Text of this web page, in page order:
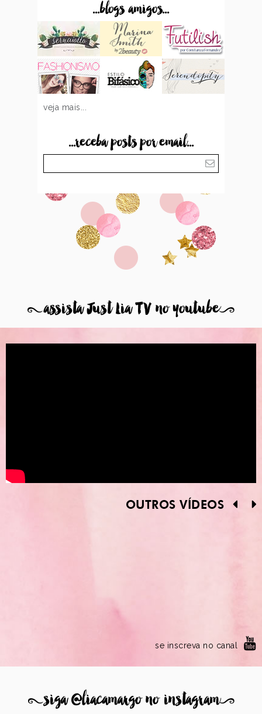
...blogs amigos...
veja mais...
...receba posts por email...
8assista Just Lia TV no youtube9
OUTROS VÍDEOS
se inscreva no canal
8siga @liacamargo no instagram9